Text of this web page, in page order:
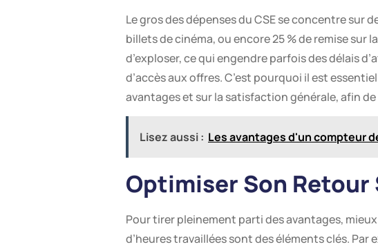
Le gros des dépenses du CSE se concentre sur
billets de cinéma, ou encore 25 % de remise sur
d’exploser, ce qui engendre parfois des délais
d’accès aux offres. C’est pourquoi il est
avantages et sur la satisfaction générale, afin
Lisez aussi : Les avantages d'un compteur
Optimiser Son
Pour tirer pleinement parti des avantages,
d’heures travaillées sont des éléments clés.